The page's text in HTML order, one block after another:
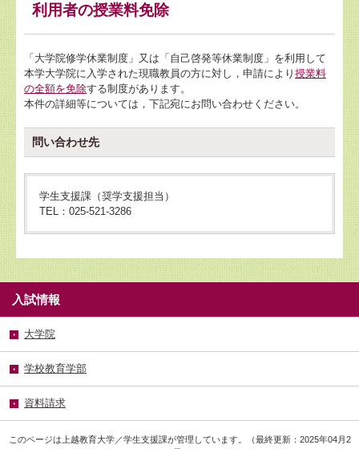
利用者の授業料免除
「大学院修学休業制度」又は「自己啓発等休業制度」を利用して
本学大学院に入学された現職教員の方に対し，申請により 授業料
の全額を免除する制度があります。
本件の詳細等については，下記宛にお問い合わせください。
問い合わせ先
学生支援課（奨学支援担当）
TEL：025-521-3286
入試情報
大学院
学校教育学部
資料請求
このページは上越教育大学／学生支援課が管理しています。（最終更新：2025年04月2